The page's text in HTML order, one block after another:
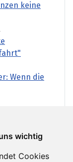
wichtig
Cookies
keine
Wenn die
mit
macht